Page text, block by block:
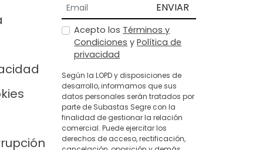
ENVIAR
Acepto los Términos y
Condiciones yPolítica de
privacidad
Según la LOPD y disposiciones de
desarrollo, informamos que sus
datos personales serán tratados por
parte de Subastas Segre con la
finalidad de gestionar la relación
comercial. Puede ejercitar los
derechos de acceso, rectificación,